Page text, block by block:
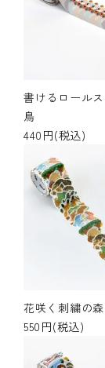
マイページ
書けるロール
鳥
440円(税込)
花咲く刺繍の森
550円(税込)